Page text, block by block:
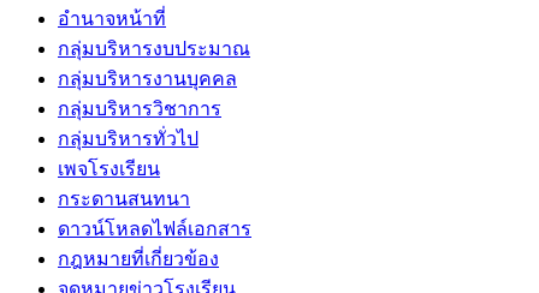
อำนาจหน้าที่
กลุ่มบริหารงบประมาณ
กลุ่มบริหารงานบุคคล
กลุ่มบริหารวิชาการ
กลุ่มบริหารทั่วไป
เพจโรงเรียน
กระดานสนทนา
ดาวน์โหลดไฟล์เอกสาร
กฎหมายที่เกี่ยวข้อง
จดหมายข่าวโรงเรียน